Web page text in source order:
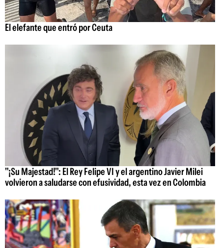
El elefante que entró por Ceuta
"¡Su Majestad!": El Rey Felipe VI y el argentino Javier Milei
volvieron a saludarse con efusividad, esta vez en Colombia